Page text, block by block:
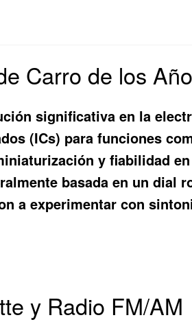
Carro de los
significativa en la
(ICs) para funciones
y fiabilidad
basada en un dial
a experimentar con
y Radio FM/AM